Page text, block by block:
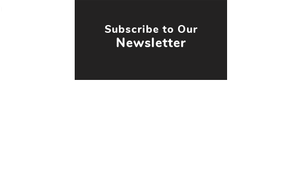
Subscribe to Our
Newsletter